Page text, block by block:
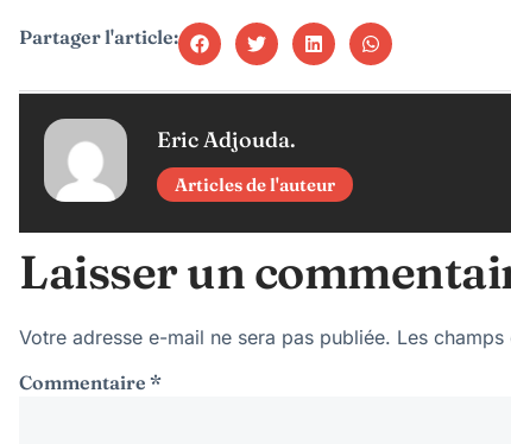
Partager l'article:
Eric Adjouda.
Articles de l'auteur
Laisser un
Votre adresse e-mail ne sera pas publiée. Les
Commentaire *